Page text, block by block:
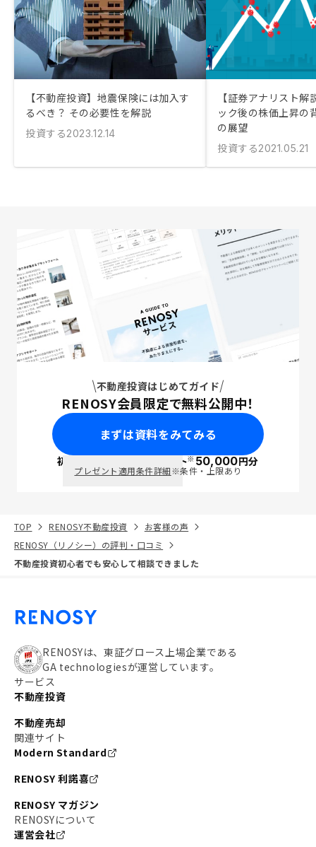
【不動産投資】地震保険には加入す
るべき？ その必要性を解説
投資する2023.12.14
【証券アナリスト
ック後の株価上昇の
の展望
投資する2021.05.21
不動産投資はじめてガイド
RENOSY会員限定で無料公開中！
まずは資料をみてみる
初回面談で ポイント※50,000円分
プレゼント適用条件詳細※条件・上限あり
TOP RENOSY不動産投資
お客様の声
RENOSY（リノシー）の評判・口コミ
不動産投資初心者でも安心して相談できました
RENOSYは、東証グロース上場企業である
GA technologiesが運営しています。
サービス
不動産投資
不動産売却
関連サイト
Modern Standard
RENOSY 利諾喜
RENOSY マガジン
RENOSYについて
運営会社